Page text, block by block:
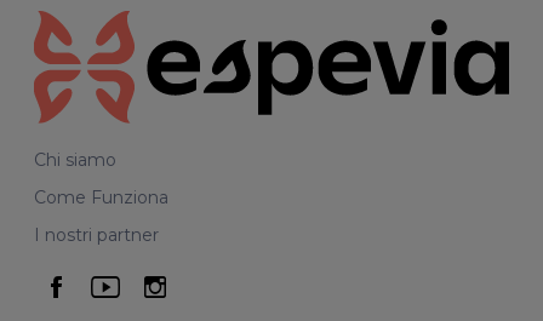
Chi siamo
Come Funziona
I nostri partner
seguici su facebook
seguici su youtube
seguici su instagram